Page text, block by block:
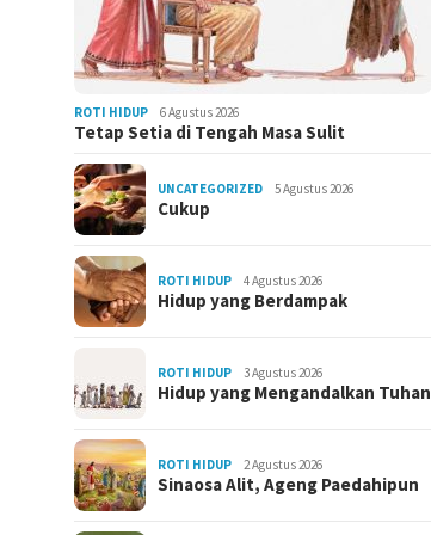
ROTI HIDUP 6 Agustus 2026
Tetap Setia di Tengah Masa Sulit
UNCATEGORIZED 5 Agustus 2026
Cukup
ROTI HIDUP 4 Agustus 2026
Hidup yang Berdampak
ROTI HIDUP 3 Agustus 2026
Hidup yang Mengandalkan Tuhan
ROTI HIDUP 2 Agustus 2026
Sinaosa Alit, Ageng Paedahipun